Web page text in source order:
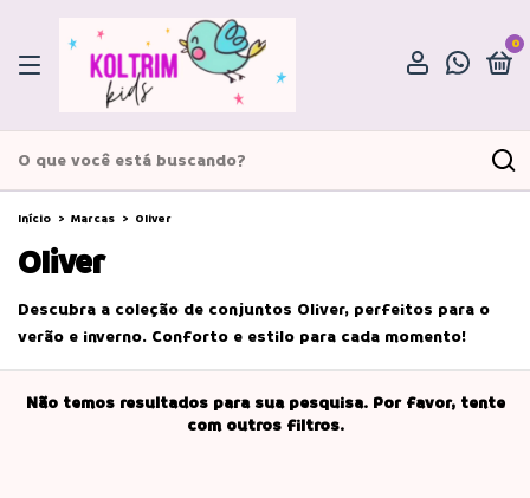
0
Início > Marcas > Oliver
Oliver
Descubra a coleção de conjuntos Oliver, perfeitos para o
verão e inverno. Conforto e estilo para cada momento!
Não temos resultados para sua pesquisa. Por favor, tente
com outros filtros.